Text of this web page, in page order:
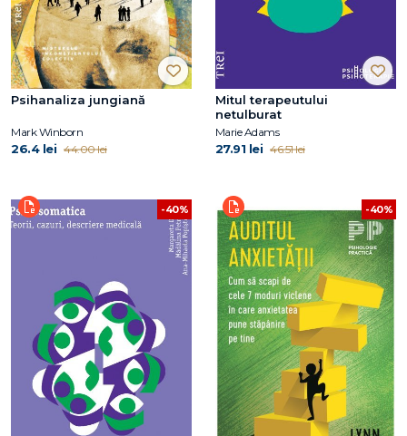
Psihanaliza jungiană
Mark Winborn
26.4 lei 44.00 lei
Mitul terapeutului
netulburat
Marie Adams
27.91 lei 46.51 lei
-40% -40%